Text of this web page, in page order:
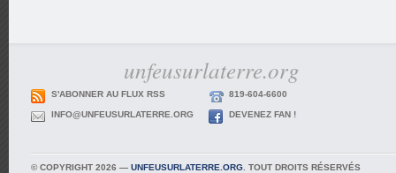
unfeusurlaterre.org
S'ABONNER AU FLUX RSS 819-604-6600
INFO@UNFEUSURLATERRE.ORG DEVENEZ FAN !
© COPYRIGHT 2026 — UNFEUSURLATERRE.ORG . TOUT DROITS RÉSERVÉS